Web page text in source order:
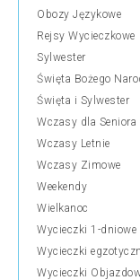
Obozy Językowe
Rejsy Wycieczkowe
Sylwester
Święta Bożego
Święta i Sylwester
Wczasy dla Seniora
Wczasy Letnie
Wczasy Zimowe
Weekendy
Wielkanoc
Wycieczki 1-dniowe
Wycieczki
Wycieczki